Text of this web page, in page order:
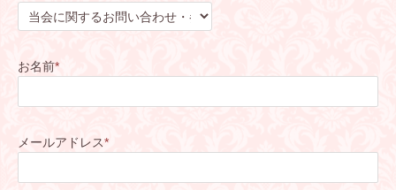
お名前*
メールアドレス*